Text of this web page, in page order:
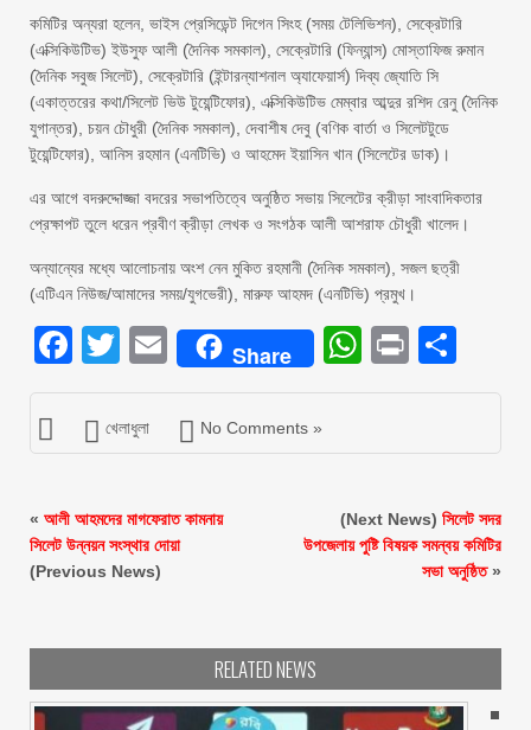
কমিটির অন্যরা হলেন, ভাইস প্রেসিডেন্ট দিগেন সিংহ (সময় টেলিভিশন), সেক্রেটারি
(এক্সিকিউটিভ) ইউসুফ আলী (দৈনিক সমকাল), সেক্রেটারি (ফিন্যান্স) মোস্তাফিজ রুমান
(দৈনিক সবুজ সিলেট), সেক্রেটারি (ইন্টারন্যাশনাল অ্যাফেয়ার্স) দিব্য জ্যোতি সি
(একাত্তরের কথা/সিলেট ভিউ টুয়েন্টিফোর), এক্সিকিউটিভ মেম্বার আব্দুর রশিদ রেনু (দৈনিক
যুগান্তর), চয়ন চৌধুরী (দৈনিক সমকাল), দেবাশীষ দেবু (বণিক বার্তা ও সিলেটটুডে
টুয়েন্টিফোর), আনিস রহমান (এনটিভি) ও আহমেদ ইয়াসিন খান (সিলেটের ডাক)।
এর আগে বদরুদ্দোজ্জা বদরের সভাপতিত্বে অনুষ্ঠিত সভায় সিলেটের ক্রীড়া সাংবাদিকতার
প্রেক্ষাপট তুলে ধরেন প্রবীণ ক্রীড়া লেখক ও সংগঠক আলী আশরাফ চৌধুরী খালেদ।
অন্যান্যের মধ্যে আলোচনায় অংশ নেন মুকিত রহমানী (দৈনিক সমকাল), সজল ছত্রী
(এটিএন নিউজ/আমাদের সময়/যুগভেরী), মারুফ আহমদ (এনটিভি) প্রমুখ।
Facebook
Twitter
EmailShare Print
খেলাধুলা No Comments »
« আলী আহমদের মাগফেরাত কামনায়
সিলেট উন্নয়ন সংস্থার দোয়া
(Previous News)
(Next News) সিলেট সদর
উপজেলায় পুষ্টি বিষয়ক সমন্বয় কমিটির
সভা অনুষ্ঠিত»
RELATED NEWS